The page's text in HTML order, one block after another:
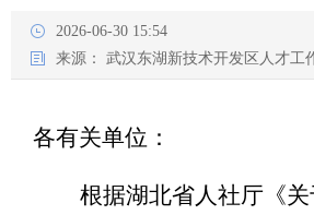
2026-06-30 15:54
来源： 武汉东湖新技术开发区人才工
各有关单位：
根据湖北省人社厅《